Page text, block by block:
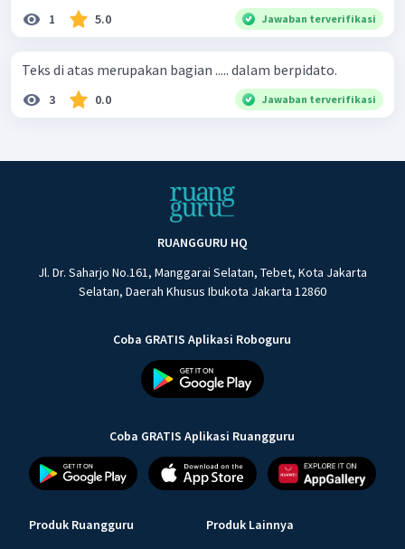
1 5.0 Jawaban terverifikasi
Teks di atas merupakan bagian ..... dalam berpidato.
3 0.0 Jawaban terverifikasi
RUANGGURU HQ
Jl. Dr. Saharjo No.161, Manggarai Selatan, Tebet, Kota Jakarta
Selatan, Daerah Khusus Ibukota Jakarta 12860
Coba GRATIS Aplikasi Roboguru
Coba GRATIS Aplikasi Ruangguru
Produk Ruangguru Produk Lainnya